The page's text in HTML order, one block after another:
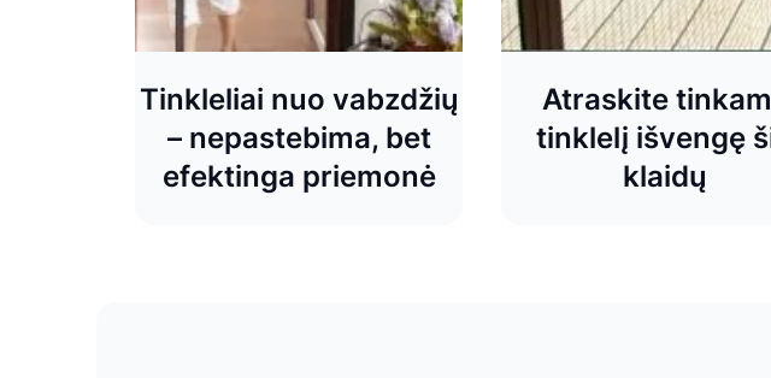
Tinkleliai nuo vabzdžių
– nepastebima, bet
efektinga priemonė
Atraskite
tinklelį išvengę
klaidų